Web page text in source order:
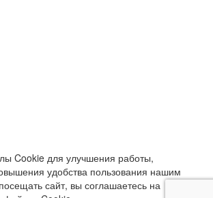
Cookie для улучшения работы,
удобства пользования нашим
сайт, вы соглашаетесь на